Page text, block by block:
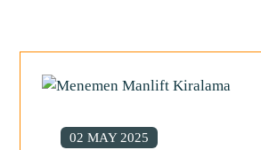
02 MAY 2025